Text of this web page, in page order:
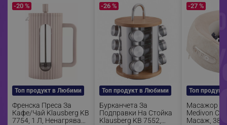
Топ продукт в Любими
Френска Преса За
Кафе/чай Klausberg KB
7754, 1 Л, Ненагряващ
-20 %
Топ продукт в Любими
Бурканчета За
Подправки На Стойка
Klausberg KB 7552,
-26 %
Топ
Масажор
Medivon
Масаж, 38-
-27 %